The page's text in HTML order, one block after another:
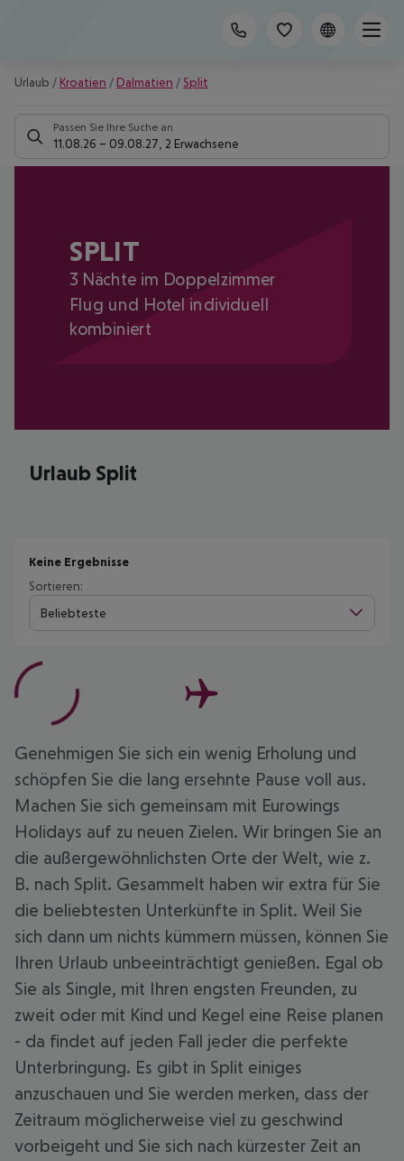
Urlaub / Kroatien / Dalmatien / Split
Passen Sie Ihre Suche an
11.08.26 – 09.08.27 2 Erwachsene
SPLIT
3 Nächte im Doppelzimmer
Flug und Hotel individuell
kombiniert
Urlaub Split
Keine Ergebnisse
Sortieren:
Beliebteste
Genehmigen Sie sich ein wenig Erholung und
schöpfen Sie die lang ersehnte Pause voll aus.
Machen Sie sich gemeinsam mit Eurowings
Holidays auf zu neuen Zielen. Wir bringen Sie an
die außergewöhnlichsten Orte der Welt, wie z.
B. nach Split. Gesammelt haben wir extra für Sie
die beliebtesten Unterkünfte in Split. Weil Sie
sich dann um nichts kümmern müssen, können Sie
Ihren Urlaub unbeeinträchtigt genießen. Egal ob
Sie als Single, mit Ihren engsten Freunden, zu
zweit oder mit Kind und Kegel eine Reise planen
- da findet auf jeden Fall jeder die perfekte
Unterbringung. Es gibt in Split einiges
anzuschauen und Sie werden merken, dass der
Zeitraum möglicherweise viel zu geschwind
vorbeigeht und Sie sich nach kürzester Zeit an